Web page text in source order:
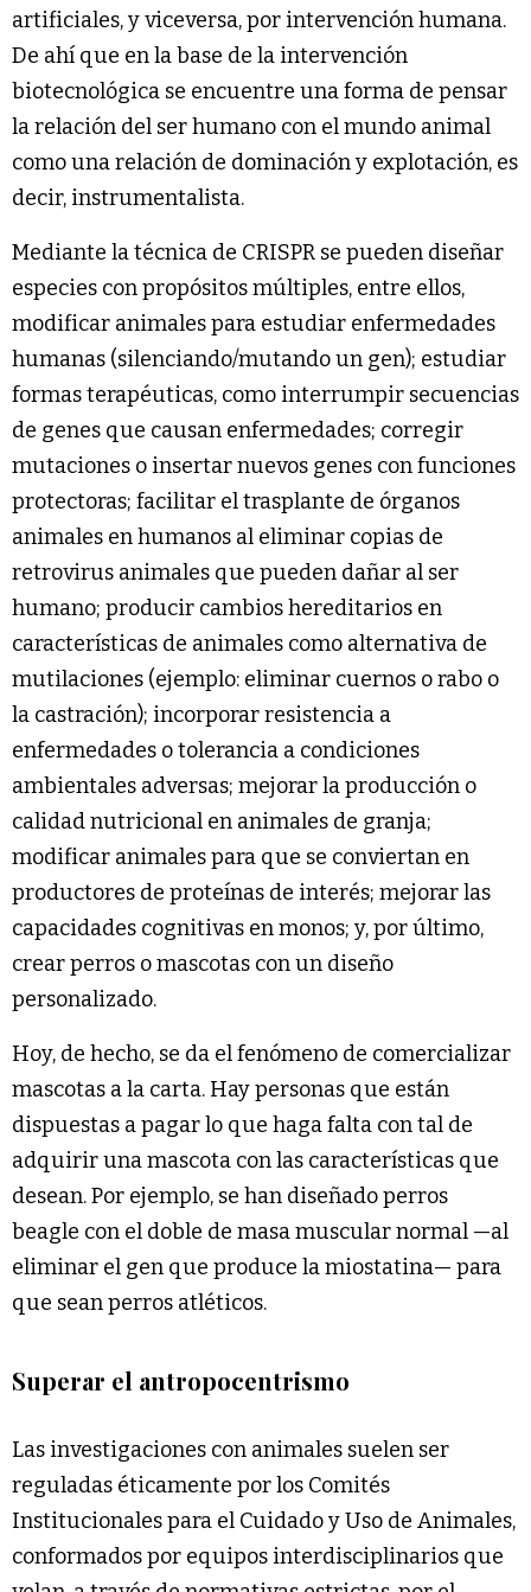
artificiales, y viceversa, por intervención humana.
De ahí que en la base de la intervención
biotecnológica se encuentre una forma de pensar
la relación del ser humano con el mundo animal
como una relación de dominación y explotación, es
decir, instrumentalista.
Mediante la técnica de CRISPR se pueden diseñar
especies con propósitos múltiples, entre ellos,
modificar animales para estudiar enfermedades
humanas (silenciando/mutando un gen); estudiar
formas terapéuticas, como interrumpir secuencias
de genes que causan enfermedades; corregir
mutaciones o insertar nuevos genes con funciones
protectoras; facilitar el trasplante de órganos
animales en humanos al eliminar copias de
retrovirus animales que pueden dañar al ser
humano; producir cambios hereditarios en
características de animales como alternativa de
mutilaciones (ejemplo: eliminar cuernos o rabo o
la castración); incorporar resistencia a
enfermedades o tolerancia a condiciones
ambientales adversas; mejorar la producción o
calidad nutricional en animales de granja;
modificar animales para que se conviertan en
productores de proteínas de interés; mejorar las
capacidades cognitivas en monos; y, por último,
crear perros o mascotas con un diseño
personalizado.
Hoy, de hecho, se da el fenómeno de comercializar
mascotas a la carta. Hay personas que están
dispuestas a pagar lo que haga falta con tal de
adquirir una mascota con las características que
desean. Por ejemplo, se han diseñado perros
beagle con el doble de masa muscular normal —al
eliminar el gen que produce la miostatina— para
que sean perros atléticos.
Superar el antropocentrismo
Las investigaciones con animales suelen ser
reguladas éticamente por los Comités
Institucionales para el Cuidado y Uso de Animales,
conformados por equipos interdisciplinarios que